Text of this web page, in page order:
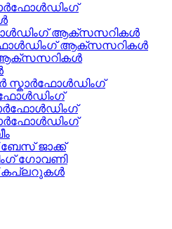
ആക്സസറികൾ
ആക്സസറികൾ
ആക്സസറികൾ
സ്കാർഫോൾഡിംഗ്
ജാക്ക്
ഗോവണി
കപ്ലറുകൾ